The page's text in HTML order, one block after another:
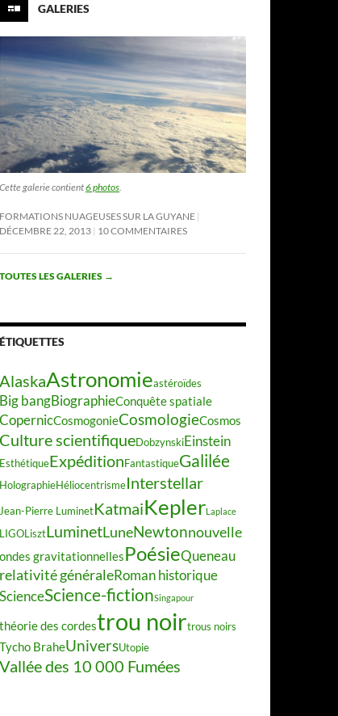
GALERIES
Cette galerie contient6 photos.
FORMATIONS NUAGEUSES SUR LA GUYANE
DÉCEMBRE 22, 2013 10 COMMENTAIRES
TOUTES LES GALERIES →
ÉTIQUETTES
AlaskaAstronomieastéroïdes
Big bangBiographieConquête spatiale
CopernicCosmogonieCosmologieCosmos
Culture scientifiqueDobzynskiEinstein
EsthétiqueExpéditionFantastiqueGalilée
HolographieHéliocentrismeInterstellar
Jean-Pierre LuminetKatmaiKeplerLaplace
LIGOLisztLuminetLuneNewtonnouvelle
ondes gravitationnellesPoésieQueneau
relativité généraleRoman historique
ScienceScience-fictionSingapour
théorie des cordestrou noirtrous noirs
Tycho BraheUniversUtopie
Vallée des 10 000 Fumées